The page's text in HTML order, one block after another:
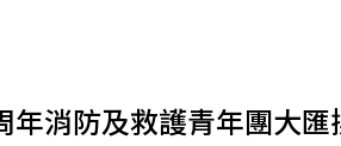
消防及救護青年團大匯